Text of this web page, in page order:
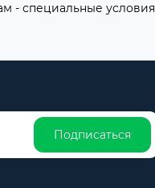
- специальные условия
Подписаться